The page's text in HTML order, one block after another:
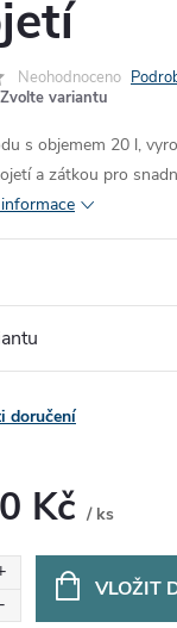
Neohodnoceno
Zvolte variantu
s objemem 20 l,
a zátkou pro
doručení
Kč / ks
VLOŽIT